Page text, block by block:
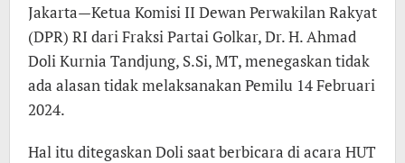
Melaksanakan
Pemilu
Jakarta—Ketua Komisi II Dewan Perwakilan Rakyat
(DPR) RI dari Fraksi Partai Golkar, Dr. H. Ahmad
Doli Kurnia Tandjung, S.Si, MT, menegaskan tidak
ada alasan tidak melaksanakan Pemilu 14 Februari
2024.
Hal itu ditegaskan Doli saat berbicara di acara HUT